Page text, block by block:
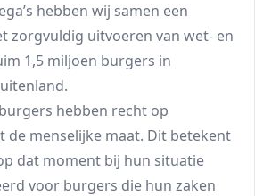
hebben wij samen een
zorgvuldig uitvoeren van wet- en
1,5 miljoen burgers in
hebben recht op
de menselijke maat. Dit betekent
dat moment bij hun situatie
voor burgers die hun zaken